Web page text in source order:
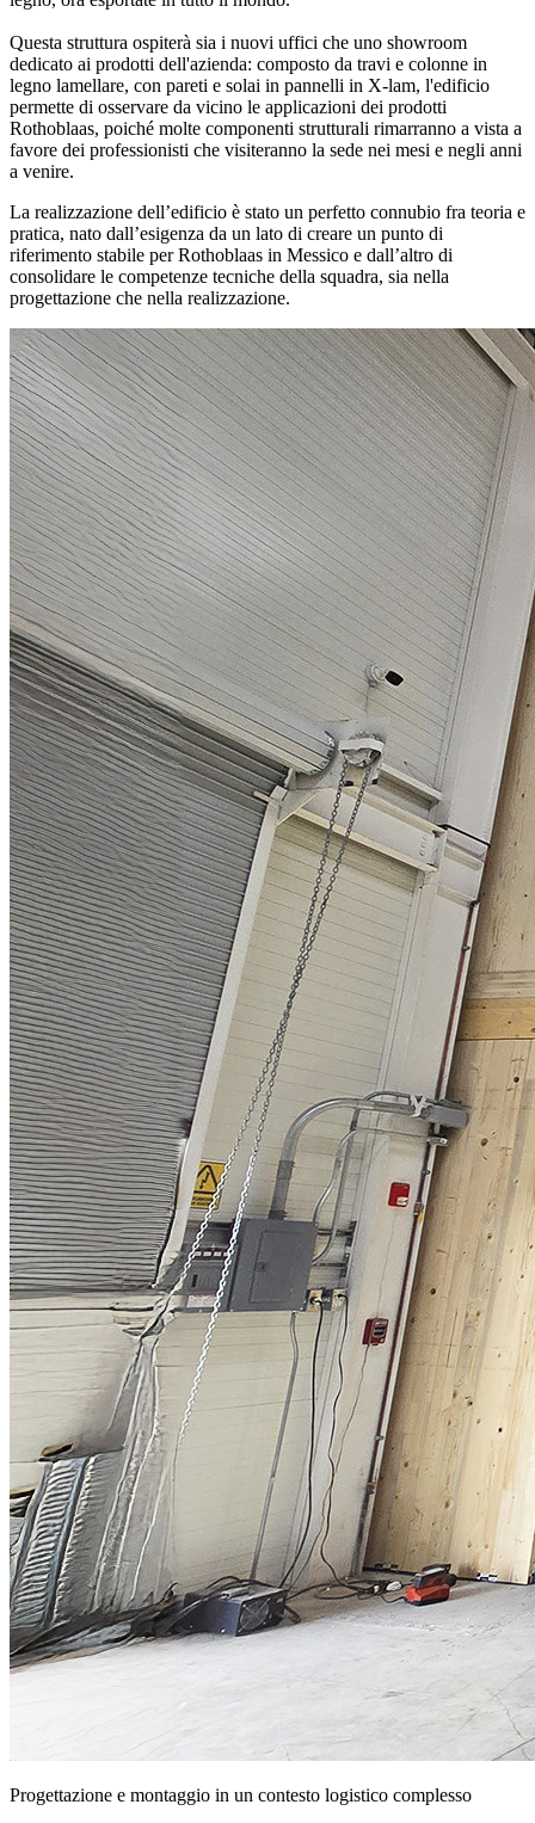
Questa struttura ospiterà sia i nuovi uffici che uno showroom
dedicato ai prodotti dell'azienda: composto da travi e colonne in
legno lamellare, con pareti e solai in pannelli in X-lam, l'edificio
permette di osservare da vicino le applicazioni dei prodotti
Rothoblaas, poiché molte componenti strutturali rimarranno a vista a
favore dei professionisti che visiteranno la sede nei mesi e negli anni
a venire.
La realizzazione dell’edificio è stato un perfetto connubio fra teoria e
pratica, nato dall’esigenza da un lato di creare un punto di
riferimento stabile per Rothoblaas in Messico e dall’altro di
consolidare le competenze tecniche della squadra, sia nella
progettazione che nella realizzazione.
Progettazione e montaggio in un contesto logistico complesso